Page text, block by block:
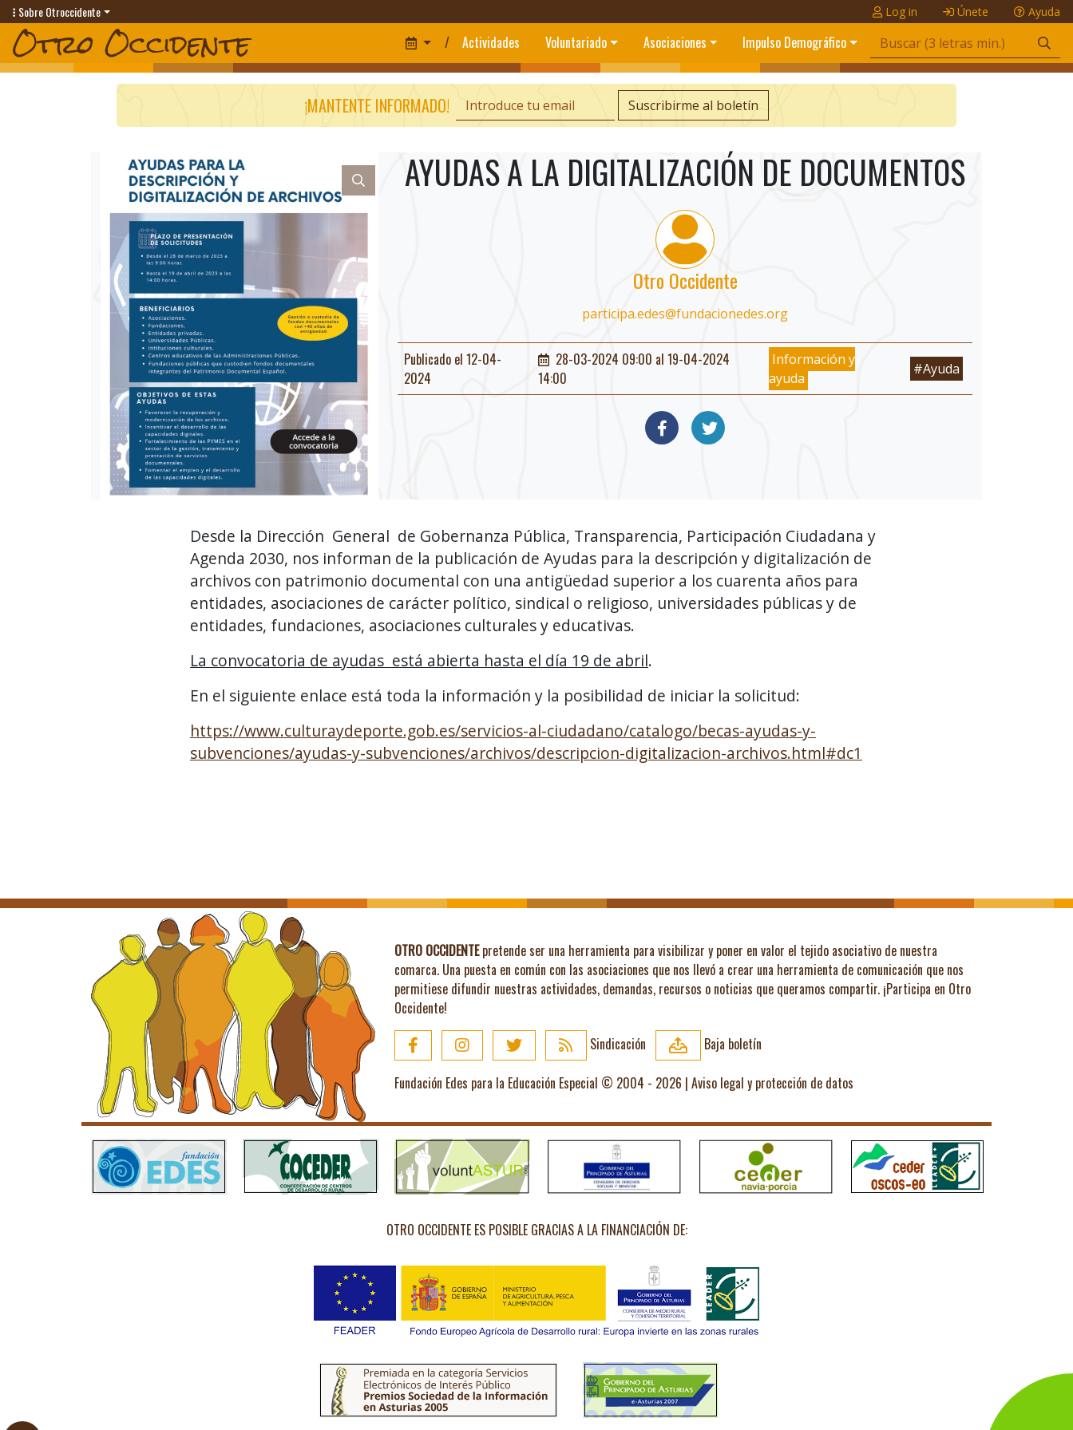
Sobre Otroccidente Log in Únete Ayuda
/ Actividades Voluntariado Asociaciones Impulso Demográfico
¡MANTENTE INFORMADO! Suscribirme al boletín
AYUDAS A LA DIGITALIZACIÓN DE DOCUMENTOS
Otro Occidente
participa.edes@fundacionedes.org
Publicado el 12-04-
2024
28-03-2024 09:00 al 19-04-2024
14:00
Información y
ayuda
#Ayuda
Desde la Dirección General de Gobernanza Pública, Transparencia, Participación Ciudadana y
Agenda 2030, nos informan de la publicación de Ayudas para la descripción y digitalización de
archivos con patrimonio documental con una antigüedad superior a los cuarenta años para
entidades, asociaciones de carácter político, sindical o religioso, universidades públicas y de
entidades, fundaciones, asociaciones culturales y educativas.
La convocatoria de ayudas está abierta hasta el día 19 de abril.
En el siguiente enlace está toda la información y la posibilidad de iniciar la solicitud:
https://www.culturaydeporte.gob.es/servicios-al-ciudadano/catalogo/becas-ayudas-y-
subvenciones/ayudas-y-subvenciones/archivos/descripcion-digitalizacion-archivos.html#dc1
OTRO OCCIDENTEpretende ser una herramienta para visibilizar y poner en valor el tejido asociativo de nuestra
comarca. Una puesta en común con las asociaciones que nos llevó a crear una herramienta de comunicación que nos
permitiese difundir nuestras actividades, demandas, recursos o noticias que queramos compartir. ¡Participa en Otro
Occidente!
Sindicación
Baja boletín
Fundación Edes para la Educación Especial © 2004 - 2026 | Aviso legal y protección de datos
OTRO OCCIDENTE ES POSIBLE GRACIAS A LA FINANCIACIÓN DE: